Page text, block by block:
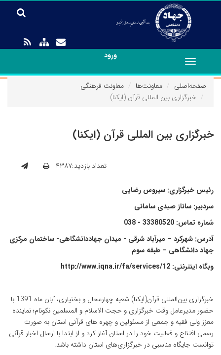
ورود
Toggle
navigation
صفحه‌اصلی
معاونت‌ها
معاونت فرهنگی
خبرگزاری بین المللی قرآن (ایکنا)
خبرگزاری بین المللی قرآن (ایکنا)
تعداد بازدید:۴۳۸۷
رئیس خبرگزاری: سیروس رضایی
سردبیر: ساناز صیدی سامانی
شماره تماس: 33380520 - 038
آدرس: شهرکرد – میرآباد شرقی - میدان جهاددانشگاهی- ساختمان مرکزی
جهاد دانشگاهی – طبقه سوم
وبگاه اینترنتی: http://www.iqna.ir/fa/services/12
خبرگزاری بین‌المللی قرآن(ایکنا) شعبه چهارمحال و بختیاری، آبان ماه 1391 با
حضور مدیرعامل وقت خبرگزاری و حجت الاسلام و المسلمین نکونام؛ نماینده
معزز ولی فقیه و جمعی از مسئولین و چهره های قرآنی استان به صورت
رسمی افتتاح و فعالیت خود را در استان آغاز کرد و از ابتدا با ارسال اخبار قرآنی
توانست جایگاه مناسبی در خبرگزاری‌های استان داشته باشد.